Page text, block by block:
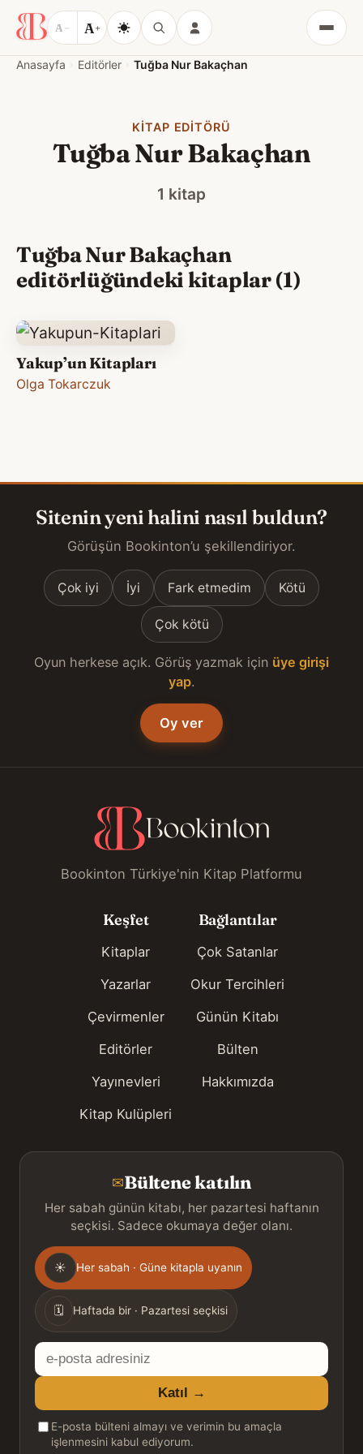
A − A+
Menü
Anasayfa Editörler Tuğba Nur Bakaçhan
KITAP EDITÖRÜ
Tuğba Nur Bakaçhan
1 kitap
Tuğba Nur Bakaçhan
editörlüğündeki kitaplar (1)
Yakup’un Kitapları
Olga Tokarczuk
Sitenin yeni halini nasıl buldun?
Görüşün Bookinton’u şekillendiriyor.
Çok iyi İyi Fark etmedim Kötü
Çok kötü
Oyun herkese açık. Görüş yazmak için üye girişi
yap.
Oy ver
Bookinton Türkiye'nin Kitap Platformu
Keşfet
Kitaplar
Yazarlar
Çevirmenler
Editörler
Yayınevleri
Kitap Kulüpleri
Bağlantılar
Çok Satanlar
Okur Tercihleri
Günün Kitabı
Bülten
Hakkımızda
✉Bültene katılın
Her sabah günün kitabı, her pazartesi haftanın
seçkisi. Sadece okumaya değer olanı.
Gönderim
sıklığı
☀ Her sabah · Güne kitapla uyanın
🗓 Haftada bir · Pazartesi seçkisi
E-
posta
adresiniz
Katıl →
E-posta bülteni almayı ve verimin bu amaçla
işlenmesini kabul ediyorum.